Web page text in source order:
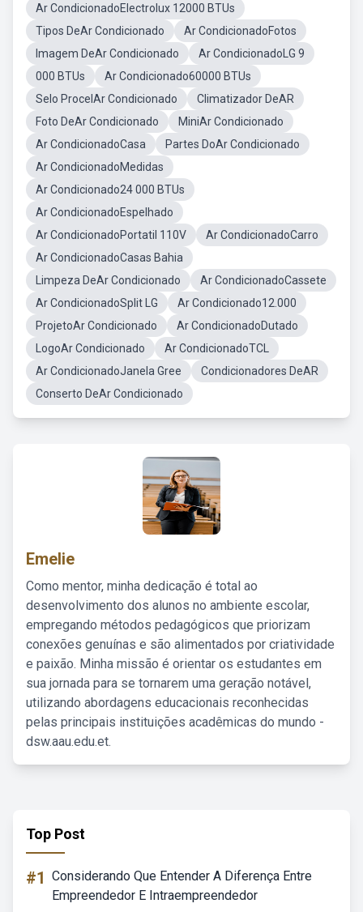
Ar CondicionadoElectrolux 12000 BTUs
Tipos DeAr Condicionado
Ar CondicionadoFotos
Imagem DeAr Condicionado
Ar CondicionadoLG 9
000 BTUs
Ar Condicionado60000 BTUs
Selo ProcelAr Condicionado
Climatizador DeAR
Foto DeAr Condicionado
MiniAr Condicionado
Ar CondicionadoCasa
Partes DoAr Condicionado
Ar CondicionadoMedidas
Ar Condicionado24 000 BTUs
Ar CondicionadoEspelhado
Ar CondicionadoPortatil 110V
Ar CondicionadoCarro
Ar CondicionadoCasas Bahia
Limpeza DeAr Condicionado
Ar CondicionadoCassete
Ar CondicionadoSplit LG
Ar Condicionado12.000
ProjetoAr Condicionado
Ar CondicionadoDutado
LogoAr Condicionado
Ar CondicionadoTCL
Ar CondicionadoJanela Gree
Condicionadores DeAR
Conserto DeAr Condicionado
Emelie
Como mentor, minha dedicação é total ao
desenvolvimento dos alunos no ambiente escolar,
empregando métodos pedagógicos que priorizam
conexões genuínas e são alimentados por criatividade
e paixão. Minha missão é orientar os estudantes em
sua jornada para se tornarem uma geração notável,
utilizando abordagens educacionais reconhecidas
pelas principais instituições acadêmicas do mundo -
dsw.aau.edu.et.
Top Post
#1 Considerando Que Entender A Diferença Entre
Empreendedor E Intraempreendedor